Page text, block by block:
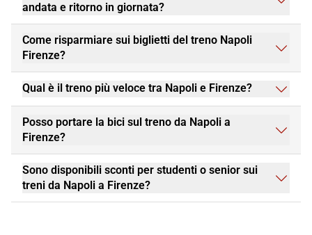
andata e ritorno in giornata?
Come risparmiare sui biglietti del treno Napoli
Firenze?
Qual è il treno più veloce tra Napoli e Firenze?
Posso portare la bici sul treno da Napoli a
Firenze?
Sono disponibili sconti per studenti o senior sui
treni da Napoli a Firenze?